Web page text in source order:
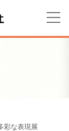
彩な表現展